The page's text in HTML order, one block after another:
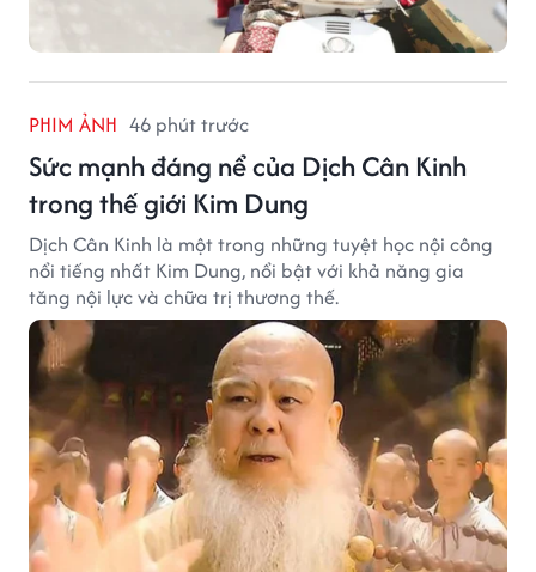
PHIM ẢNH 46 phút trước
Sức mạnh đáng nể của Dịch Cân Kinh
trong thế giới Kim Dung
Dịch Cân Kinh là một trong những tuyệt học nội công
nổi tiếng nhất Kim Dung, nổi bật với khả năng gia
tăng nội lực và chữa trị thương thế.